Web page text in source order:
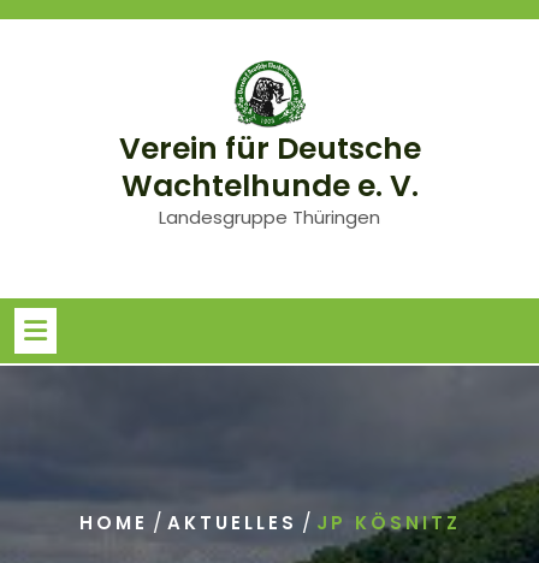
Skip
Verein für Deutsche
Wachtelhunde e. V.
Landesgruppe Thüringen
HOME / AKTUELLES / JP KÖSNITZ